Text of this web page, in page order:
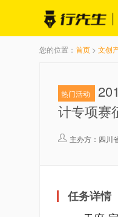
您的位置： 首页 > 文创
热门活动
计专项赛
主办方： 四川
任务详情